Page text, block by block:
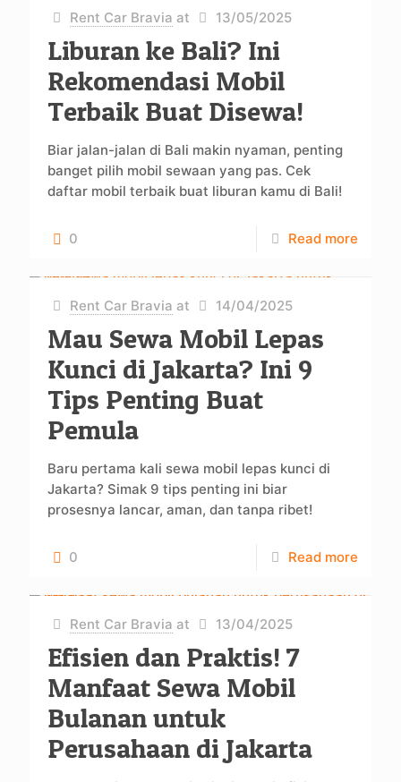
Rent Car Bravia at 13/05/2025
Liburan ke Bali? Ini
Rekomendasi Mobil
Terbaik Buat Disewa!
Biar jalan-jalan di Bali makin nyaman, penting
banget pilih mobil sewaan yang pas. Cek
daftar mobil terbaik buat liburan kamu di Bali!
0 Read more
Rent Car Bravia at 14/04/2025
Mau Sewa Mobil Lepas
Kunci di Jakarta? Ini 9
Tips Penting Buat
Pemula
Baru pertama kali sewa mobil lepas kunci di
Jakarta? Simak 9 tips penting ini biar
prosesnya lancar, aman, dan tanpa ribet!
0 Read more
Rent Car Bravia at 13/04/2025
Efisien dan Praktis! 7
Manfaat Sewa Mobil
Bulanan untuk
Perusahaan di Jakarta